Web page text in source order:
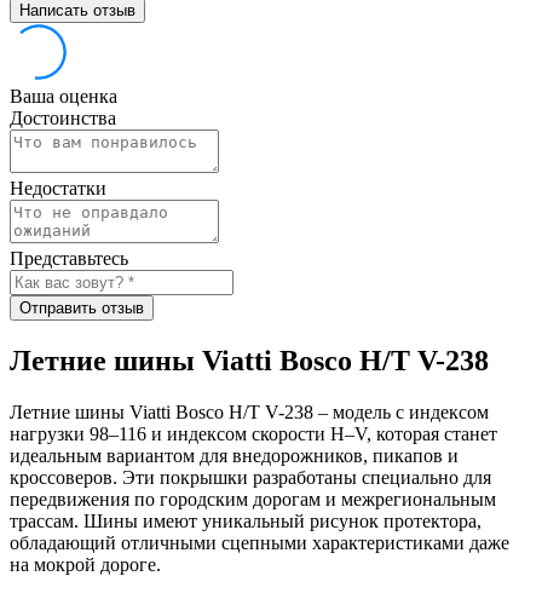
Написать отзыв
Ваша оценка
Достоинства
Недостатки
Представьтесь
Отправить отзыв
Летние шины Viatti Bosco H/T V-238
Летние шины Viatti Bosco H/T V-238 – модель с индексом
нагрузки 98–116 и индексом скорости H–V, которая станет
идеальным вариантом для внедорожников, пикапов и
кроссоверов. Эти покрышки разработаны специально для
передвижения по городским дорогам и межрегиональным
трассам. Шины имеют уникальный рисунок протектора,
обладающий отличными сцепными характеристиками даже
на мокрой дороге.